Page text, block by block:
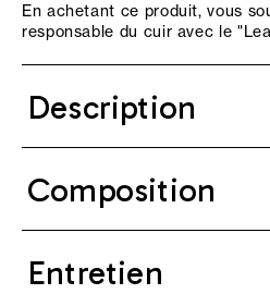
En achetant ce produit, vous
responsable du cuir avec le "
Description
Composition
Entretien